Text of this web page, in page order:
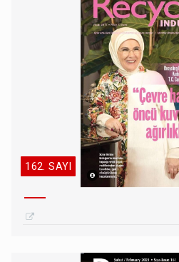
162. SAYI